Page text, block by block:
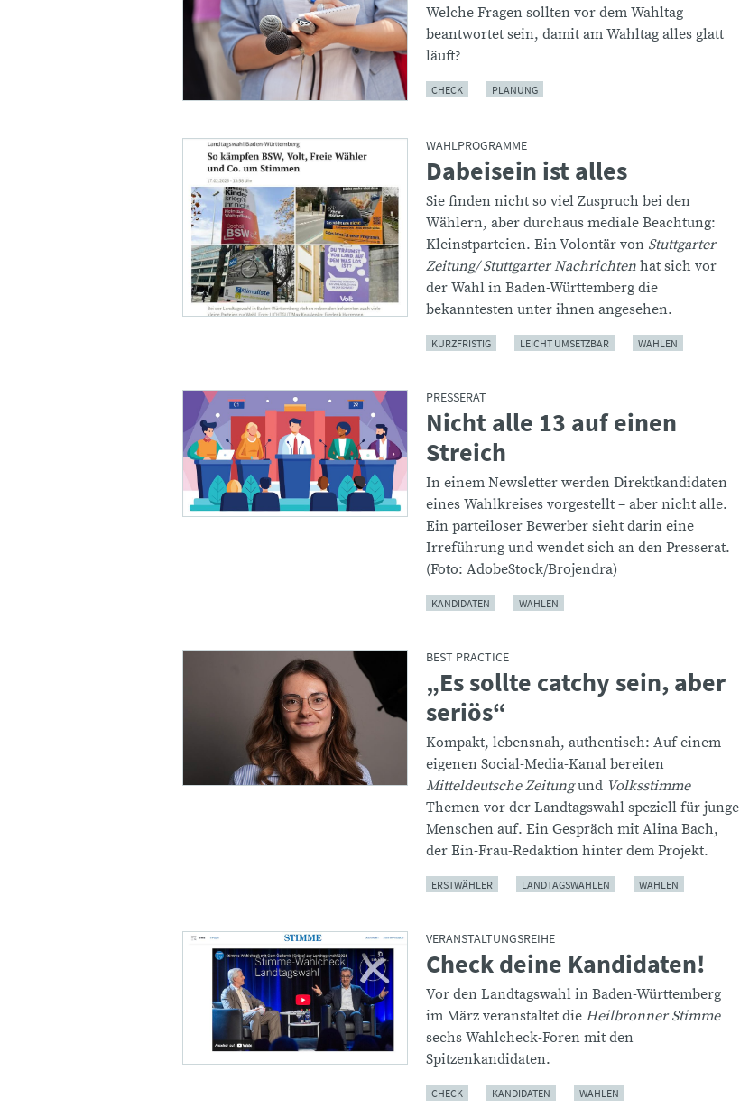
Welche Fragen sollten vor dem Wahltag
beantwortet sein, damit am Wahltag alles glatt
läuft?
CHECK PLANUNG
WAHLPROGRAMME
:Dabeisein ist alles
Sie finden nicht so viel Zuspruch bei den
Wählern, aber durchaus mediale Beachtung:
Kleinstparteien. Ein Volontär von Stuttgarter
Zeitung/ Stuttgarter Nachrichten hat sich vor
der Wahl in Baden-Württemberg die
bekanntesten unter ihnen angesehen.
KURZFRISTIG LEICHT UMSETZBAR WAHLEN
PRESSERAT
:Nicht alle 13 auf einen
Streich
In einem Newsletter werden Direktkandidaten
eines Wahlkreises vorgestellt – aber nicht alle.
Ein parteiloser Bewerber sieht darin eine
Irreführung und wendet sich an den Presserat.
(Foto: AdobeStock/Brojendra)
KANDIDATEN WAHLEN
BEST PRACTICE
„Es sollte catchy sein, aber
seriös“
Kompakt, lebensnah, authentisch: Auf einem
eigenen Social-Media-Kanal bereiten
Mitteldeutsche Zeitungund Volksstimme
Themen vor der Landtagswahl speziell für junge
Menschen auf. Ein Gespräch mit Alina Bach,
der Ein-Frau-Redaktion hinter dem Projekt.
ERSTWÄHLER LANDTAGSWAHLEN WAHLEN
VERANSTALTUNGSREIHE
:Check deine Kandidaten!
Vor den Landtagswahl in Baden-Württemberg
im März veranstaltet die Heilbronner Stimme
sechs Wahlcheck-Foren mit den
Spitzenkandidaten.
CHECK KANDIDATEN WAHLEN